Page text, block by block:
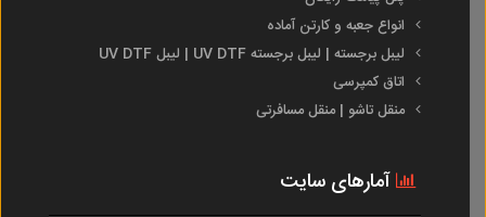
انواع جعبه و کارتن آماده
لیبل برجسته | لیبل برجسته UV DTF | لیبل UV DTF
اتاق کمپرسی
منقل تاشو | منقل مسافرتی
آمارهای سایت